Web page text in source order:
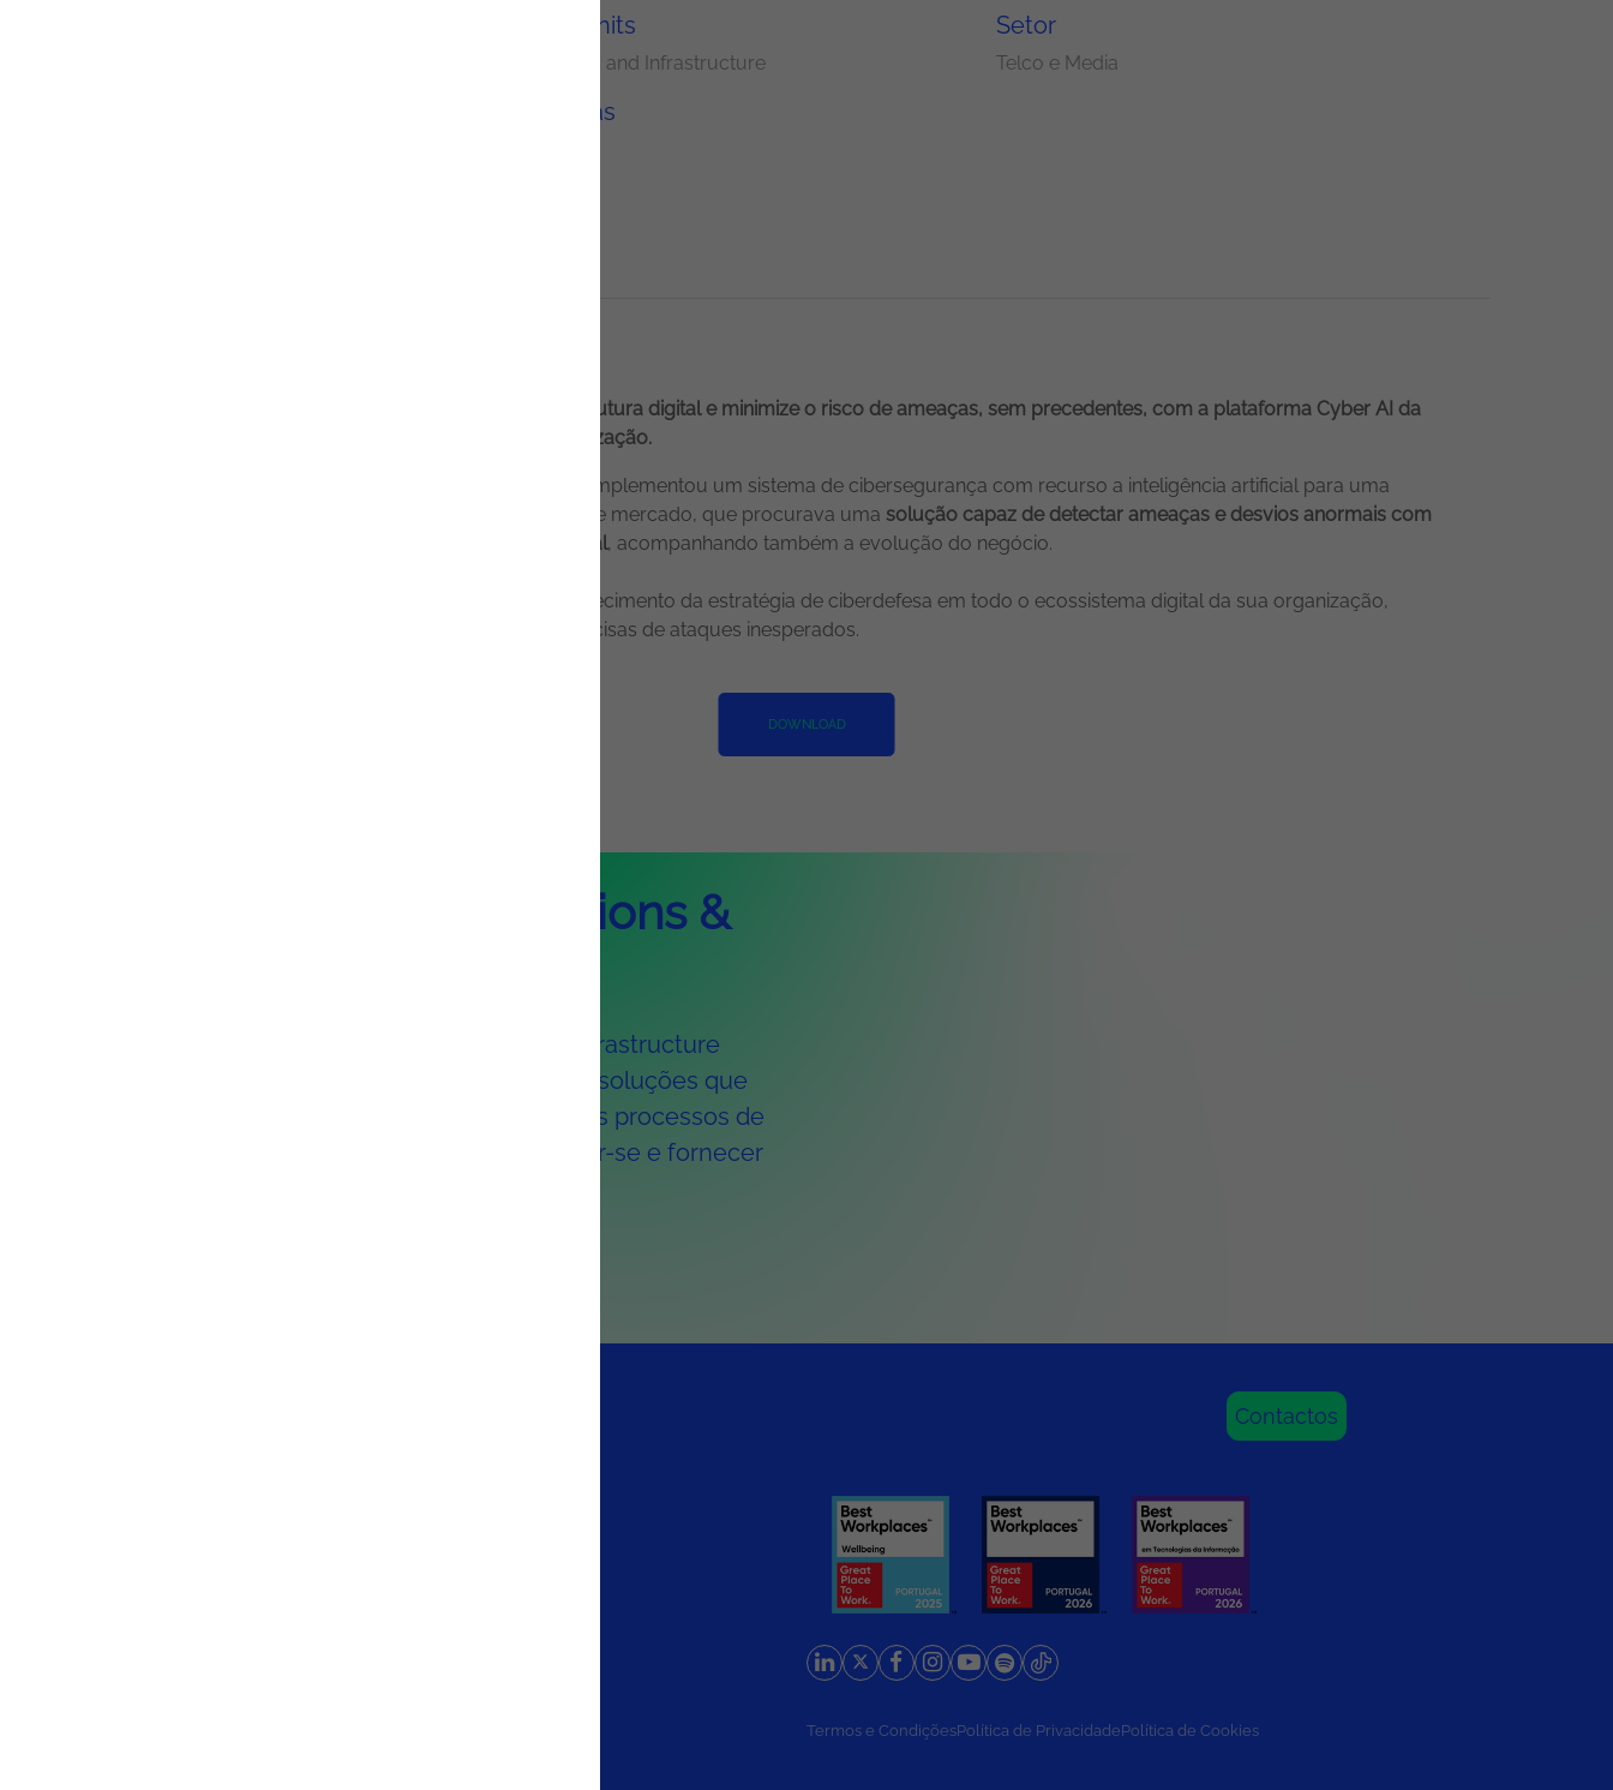
Delivery Units
IT Operations and Infrastructure
Setor
Telco e Media
Tecnologias
Obtenha uma visibilidade completa da sua infraestrutura digital e minimize o risco de ameaças, sem precedentes, com a plataforma Cyber AI da
Darktrace, que evolui lado a lado com a sua organização.
implementou um sistema de cibersegurança com recurso a inteligência artificial para uma
empresa portuguesa de Media & Tecnologia líder de mercado, que procurava uma solução capaz de detectar ameaças e desvios anormais com
precisão, para cada utilizador e dispositivo individual, acompanhando também a evolução do negócio.
Conte com as nossas equipas certificadas no fortalecimento da estratégia de ciberdefesa em todo o ecossistema digital da sua organização,
garantindo a detecção, resposta e visualização precisas de ataques inesperados.
DOWNLOAD
Serviço de IT Operations &
O nosso portefólio de IT Operations & Infrastructure
compreende um conjunto de serviços e soluções que
visam modernizar, flexibilizar e otimizar os processos de
gestão de modo a que o IT possa adaptar-se e fornecer
Contactos
Termos e CondiçõesPolítica de PrivacidadePolítica de Cookies